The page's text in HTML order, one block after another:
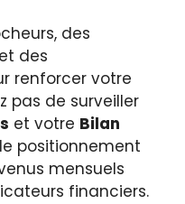
des
des
renforcer votre
pas de surveiller
et votre Bilan
positionnement
mensuels
financiers.